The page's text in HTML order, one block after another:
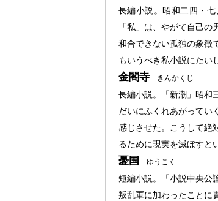
長編小説。昭和二四・
「私」は、やがて自己
和合できない孤独の象徴
もいうべき私小説にたい
金閣寺 きんかくじ
長編小説。「新潮」昭和
だいにふくれあがってい
感じさせた。こうして絶
るために現実を滅ぼすと
憂国 ゆうこく
短編小説。「小説中央公
叛乱軍に加わったことに